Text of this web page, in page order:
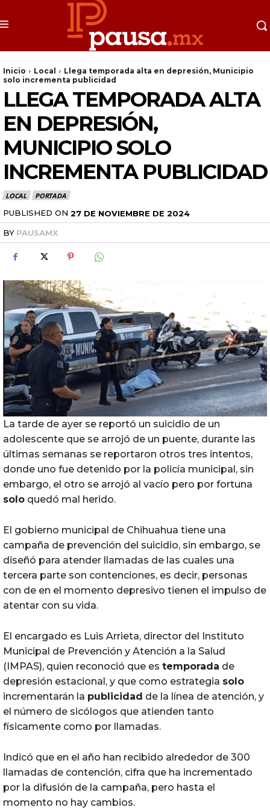
Inicio Local
Llega temporada alta en depresión, Municipio
solo incrementa publicidad
LLEGA TEMPORADA ALTA
EN DEPRESIÓN,
MUNICIPIO SOLO
INCREMENTA PUBLICIDAD
LOCAL PORTADA
PUBLISHED ON 27 DE NOVIEMBRE DE 2024
BY PAUSAMX
La tarde de ayer se reportó un suicidio de un
adolescente que se arrojó de un puente, durante las
últimas semanas se reportaron otros tres intentos,
donde uno fue detenido por la policía municipal, sin
embargo, el otro se arrojó al vacío pero por fortuna
solo quedó mal herido.
El gobierno municipal de Chihuahua tiene una
campaña de prevención del suicidio, sin embargo, se
diseñó para atender llamadas de las cuales una
tercera parte son contenciones, es decir, personas
con de en el momento depresivo tienen el impulso de
atentar con su vida.
El encargado es Luis Arrieta, director del Instituto
Municipal de Prevención y Atención a la Salud
(IMPAS), quien reconoció que es temporada de
depresión estacional, y que como estrategia solo
incrementarán la publicidad de la línea de atención, y
el número de sicólogos que atienden tanto
físicamente como por llamadas.
Indicó que en el año han recibido alrededor de 300
llamadas de contención, cifra que ha incrementado
por la difusión de la campaña, pero hasta el
momento no hay cambios.